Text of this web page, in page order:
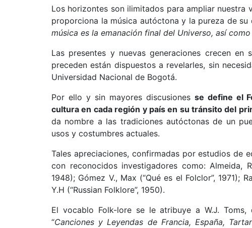
Los horizontes son ilimitados para ampliar
proporciona la música autóctona y la pureza de
música es la emanación final del Universo, así
Las presentes y nuevas generaciones crecen
preceden están dispuestos a revelarles, sin
Universidad Nacional de Bogotá.
Por ello y sin mayores discusiones se define el
cultura en cada región y país en su tránsito del
da nombre a las tradiciones autóctonas de un
usos y costumbres actuales.
Tales apreciaciones, confirmadas por estudios de
con reconocidos investigadores como: Almeida,
1948); Gómez V., Max (“Qué es el Folclor”, 1971);
Y.H (“Russian Folklore”, 1950).
El vocablo Folk-lore se le atribuye a W.J.
“Canciones y Leyendas de Francia, España,